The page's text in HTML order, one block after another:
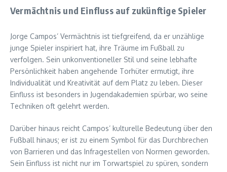
Vermächtnis und Einfluss auf zukünftige Spieler
Jorge Campos’ Vermächtnis ist tiefgreifend, da er unzählige
junge Spieler inspiriert hat, ihre Träume im Fußball zu
verfolgen. Sein unkonventioneller Stil und seine lebhafte
Persönlichkeit haben angehende Torhüter ermutigt, ihre
Individualität und Kreativität auf dem Platz zu leben. Dieser
Einfluss ist besonders in Jugendakademien spürbar, wo seine
Techniken oft gelehrt werden.
Darüber hinaus reicht Campos’ kulturelle Bedeutung über den
Fußball hinaus; er ist zu einem Symbol für das Durchbrechen
von Barrieren und das Infragestellen von Normen geworden.
Sein Einfluss ist nicht nur im Torwartspiel zu spüren, sondern